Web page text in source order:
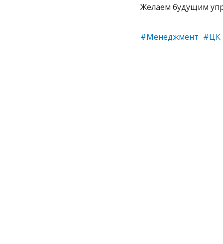
Желаем будущим
#Менеджмент #ЦК